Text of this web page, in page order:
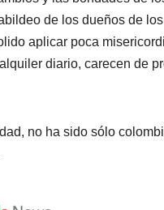
de los dueños de
aplicar poca
diario, carecen de
no ha sido sólo